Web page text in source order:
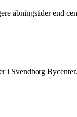
åbningstider end
i Svendborg